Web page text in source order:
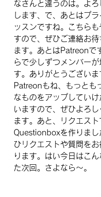
なさんと違うのは。よろ
します、で、あとはプ
ッスンですね。こちらも
すので、ぜひご連絡お待
ます。あとはPatreonで
らで少しずつメンバーが
す。ありがとうございま
Patreonもね、もっとも
なものをアップしていけ
いますので、ぜひよろし
ます。あと、リクエスト
Questionboxを作りまし
ひリクエストや質問をお
ります。はい今日はこん
た次回。さよなら〜。